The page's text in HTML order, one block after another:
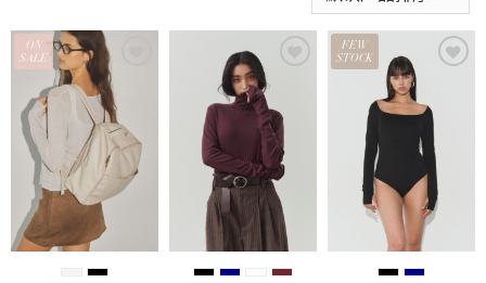
ON
SALE
FEW
STOCK